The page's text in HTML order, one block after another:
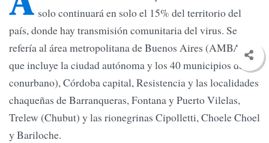
solo continuará en solo el 15% del territorio del
país, donde hay transmisión comunitaria del virus. Se
refería al área metropolitana de Buenos Aires (AMBA,
que incluye la ciudad autónoma y los 40 municipios del
conurbano), Córdoba capital, Resistencia y las localidades
chaqueñas de Barranqueras, Fontana y Puerto Vilelas,
Trelew (Chubut) y las rionegrinas Cipolletti, Choele Choel
y Bariloche.